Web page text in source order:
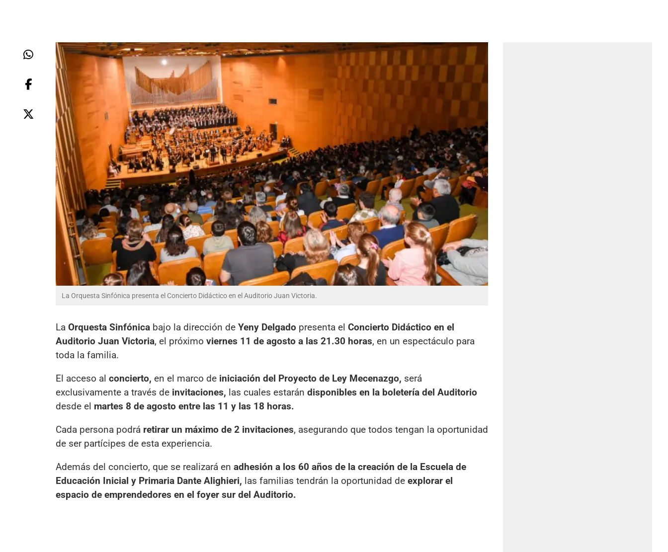
La Orquesta Sinfónica presenta el Concierto Didáctico en el Auditorio Juan Victoria.
La Orquesta Sinfónica bajo la dirección de Yeny Delgado presenta el Concierto Didáctico en el
Auditorio Juan Victoria, el próximo viernes 11 de agosto a las 21.30 horas, en un espectáculo para
toda la familia.
El acceso al concierto, en el marco de iniciación del Proyecto de Ley Mecenazgo, será
exclusivamente a través de invitaciones, las cuales estarán disponibles en la boletería del Auditorio
desde el martes 8 de agosto entre las 11 y las 18 horas.
Cada persona podrá retirar un máximo de 2 invitaciones, asegurando que todos tengan la oportunidad
de ser partícipes de esta experiencia.
Además del concierto, que se realizará en adhesión a los 60 años de la creación de la Escuela de
Educación Inicial y Primaria Dante Alighieri, las familias tendrán la oportunidad de explorar el
espacio de emprendedores en el foyer sur del Auditorio.